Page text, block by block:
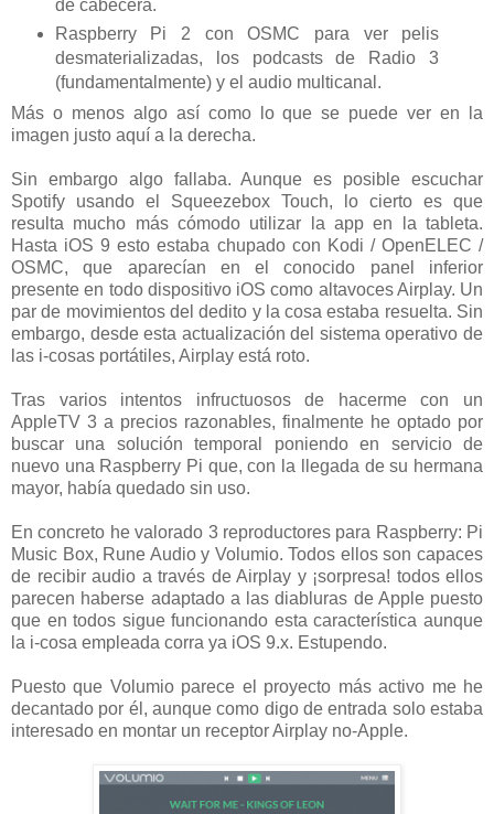
de cabecera.
Raspberry Pi 2 con OSMC para ver pelis
desmaterializadas, los podcasts de Radio 3
(fundamentalmente) y el audio multicanal.
Más o menos algo así como lo que se puede ver en la
imagen justo aquí a la derecha.
Sin embargo algo fallaba. Aunque es posible escuchar
Spotify usando el Squeezebox Touch, lo cierto es que
resulta mucho más cómodo utilizar la app en la tableta.
Hasta iOS 9 esto estaba chupado con Kodi / OpenELEC /
OSMC, que aparecían en el conocido panel inferior
presente en todo dispositivo iOS como altavoces Airplay. Un
par de movimientos del dedito y la cosa estaba resuelta. Sin
embargo, desde esta actualización del sistema operativo de
las i-cosas portátiles, Airplay está roto.
Tras varios intentos infructuosos de hacerme con un
AppleTV 3 a precios razonables, finalmente he optado por
buscar una solución temporal poniendo en servicio de
nuevo una Raspberry Pi que, con la llegada de su hermana
mayor, había quedado sin uso.
En concreto he valorado 3 reproductores para Raspberry: Pi
Music Box, Rune Audio y Volumio. Todos ellos son capaces
de recibir audio a través de Airplay y ¡sorpresa! todos ellos
parecen haberse adaptado a las diabluras de Apple puesto
que en todos sigue funcionando esta característica aunque
la i-cosa empleada corra ya iOS 9.x. Estupendo.
Puesto que Volumio parece el proyecto más activo me he
decantado por él, aunque como digo de entrada solo estaba
interesado en montar un receptor Airplay no-Apple.